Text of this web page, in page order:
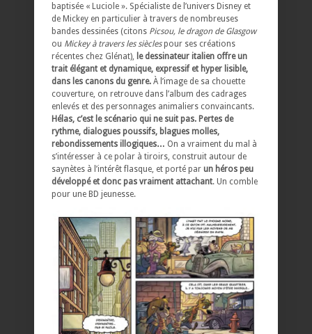
baptisée « Luciole ». Spécialiste de l’univers Disney et
de Mickey en particulier à travers de nombreuses
bandes dessinées (citons Picsou, le dragon de Glasgow
ou Mickey à travers les sièclespour ses créations
récentes chez Glénat),
le dessinateur italien offre un
trait élégant et dynamique, expressif et hyper lisible,
dans les canons du genre. À l’image de sa chouette
couverture, on retrouve dans l’album des cadrages
enlevés et des personnages animaliers convaincants.
Hélas, c’est le scénario qui ne suit pas. Pertes de
rythme, dialogues poussifs, blagues molles,
rebondissements illogiques… On a vraiment du mal à
s’intéresser à ce polar à tiroirs, construit autour de
saynètes à l’intérêt flasque, et porté par un héros peu
développé et donc pas vraiment attachant. Un comble
pour une BD jeunesse.